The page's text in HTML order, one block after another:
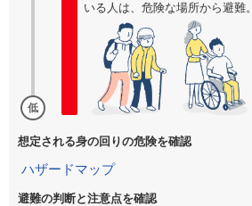
低
いる人は、危険な場所から避難。
想定される身の回りの危険を確認
ハザードマップ
避難の判断と注意点を確認